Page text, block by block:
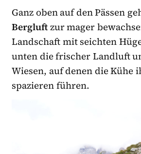
Ganz oben auf den Pässen
Bergluftzur mager
Landschaft mit seichten
unten die frischer Landluft
Wiesen, auf denen die Kühe
spazieren führen.